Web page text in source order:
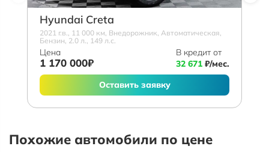
Hyundai Creta
2021 г.в., 11 000 км, Внедорожник, Автоматическая,
Бензин, 2.0 л., 149 л.с.
Цена
1 170 000₽
В кредит от
32 671 ₽/мес.
Оставить заявку
Похожие автомобили по цене